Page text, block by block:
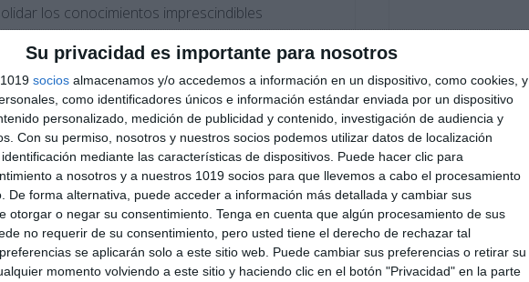
Su privacidad es importante para nosotros
socios almacenamos y/o accedemos a información en un dispositivo, como cookies, y
como identificadores únicos e información estándar enviada por un dispositivo
personalizado, medición de publicidad y contenido, investigación de audiencia y
Con su permiso, nosotros y nuestros socios podemos utilizar datos de localización
mediante las características de dispositivos. Puede hacer clic para
a nosotros y a nuestros 1019 socios para que llevemos a cabo el procesamiento
De forma alternativa, puede acceder a información más detallada y cambiar sus
otorgar o negar su consentimiento. Tenga en cuenta que algún procesamiento de sus
no requerir de su consentimiento, pero usted tiene el derecho de rechazar tal
se aplicarán solo a este sitio web. Puede cambiar sus preferencias o retirar su
momento volviendo a este sitio y haciendo clic en el botón "Privacidad" en la parte
los conocimientos imprescindibles
un enfoque visual basado en el Visual
que servirán como base para afrontar
de …
Matemáticas I,4º ESO, 4º ESO Matemáticas
, cuerpos geométricos,ecuaciones,Educación,
,fichas matemáticas ,fórmulas básicas bachillerato,
,matemáticas bachillerato,matemáticas financieras
científica,obligatoria,porcentajes,potencias,probabilidad,
,recursos educativos,repasar,repaso matemáticas,
bachillerato,trigonometría,visual thinking